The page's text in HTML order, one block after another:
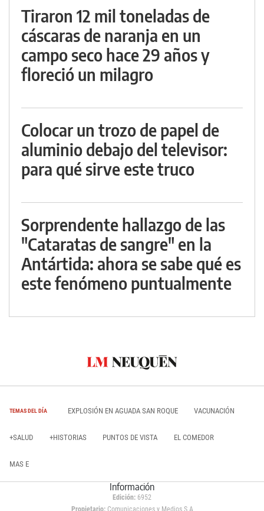
Tiraron 12 mil toneladas de
cáscaras de naranja en un
campo seco hace 29 años y
floreció un milagro
Colocar un trozo de papel de
aluminio debajo del televisor:
para qué sirve este truco
Sorprendente hallazgo de las
"Cataratas de sangre" en la
Antártida: ahora se sabe qué es
este fenómeno puntualmente
TEMAS DEL DÍA EXPLOSIÓN EN AGUADA SAN ROQUE VACUNACIÓN
+SALUD +HISTORIAS PUNTOS DE VISTA EL COMEDOR
MAS E
Información
Edición: 6952